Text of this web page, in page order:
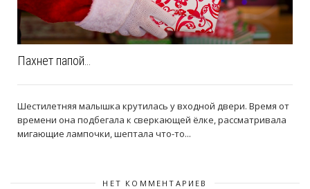
Пахнет папой…
Шестилетняя малышка крутилась у входной двери. Время от
времени она подбегала к сверкающей ёлке, рассматривала
мигающие лампочки, шептала что-то...
НЕТ КОММЕНТАРИЕВ